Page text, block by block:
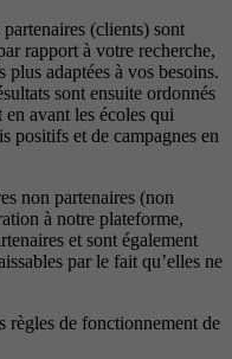
(clients) sont
rapport à votre recherche,
adaptées à vos besoins.
sont ensuite ordonnés
avant les écoles qui
positifs et de campagnes en
non partenaires (non
à notre plateforme,
et sont également
par le fait qu’elles ne
règles de fonctionnement de